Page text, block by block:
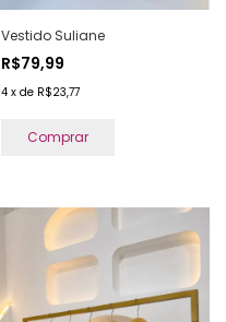
Vestido Suliane
R$79,99
4 x de R$23,77
Comprar